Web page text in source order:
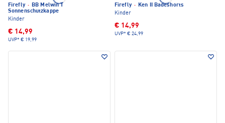
Firefly · BB Melwin T
Sonnenschutzkappe
Kinder
€ 14,99
UVP* € 19,99
Firefly · Ken II Badeshorts
Kinder
€ 14,99
UVP* € 24,99